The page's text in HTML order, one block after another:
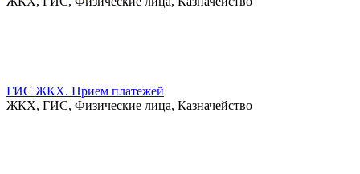
ГИС ЖКХ. Прием платежей
ЖКХ, ГИС, Физические лица, Казначейство